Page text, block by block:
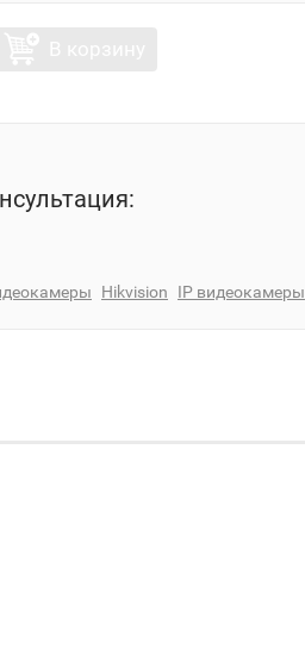
Hikvision IP видеокамеры